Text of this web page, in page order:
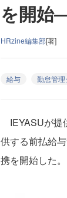
を開始
HRzine編集部[著]
給与 勤怠管
IEYASUが提
供する前払給
携を開始した。